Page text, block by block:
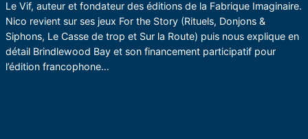
Le Vif, auteur et fondateur des éditions de la Fabrique Imaginaire.
Nico revient sur ses jeux For the Story (Rituels, Donjons &
Siphons, Le Casse de trop et Sur la Route) puis nous explique en
détail Brindlewood Bay et son financement participatif pour
l’édition francophone…